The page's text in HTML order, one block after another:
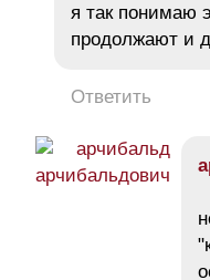
я так понимаю
продолжают и
Ответить